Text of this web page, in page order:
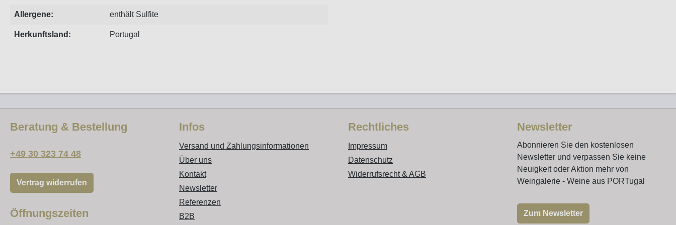
Allergene: enthält Sulfite
Herkunftsland: Portugal
Beratung & Bestellung
+49 30 323 74 48
Vertrag widerrufen
Öffnungszeiten
Infos
Versand und Zahlungsinformationen
Über uns
Kontakt
Newsletter
Referenzen
B2B
Rechtliches
Impressum
Datenschutz
Widerrufsrecht & AGB
Newsletter
Abonnieren Sie den kostenlosen
Newsletter und verpassen Sie keine
Neuigkeit oder Aktion mehr von
Weingalerie - Weine aus PORTugal
Zum Newsletter